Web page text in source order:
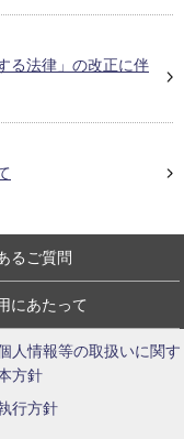
る法律」の改正に伴
るご質問
にあたって
人情報等の取扱いに関す
方針
行方針